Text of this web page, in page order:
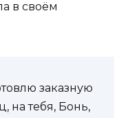
в своём
заказную
на тебя, Бонь,